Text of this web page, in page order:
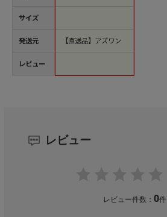
サイズ
発送元
レビュー
【直送品】アズワン
レビュー
レビュー件数：0件